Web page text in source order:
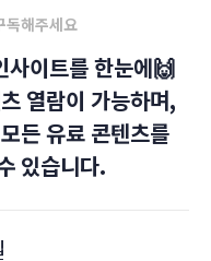
독해주세요
사이트를 한눈에🙌
열람이 가능하며,
든 유료 콘텐츠를
있습니다.